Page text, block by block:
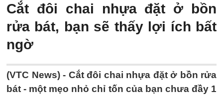
Cắt đôi chai nhựa đặt ở bồn
rửa bát, bạn sẽ thấy lợi ích bất
ngờ
(VTC News) - Cắt đôi chai nhựa đặt ở bồn rửa
bát - một mẹo nhỏ chỉ tốn của bạn chưa đầy 1